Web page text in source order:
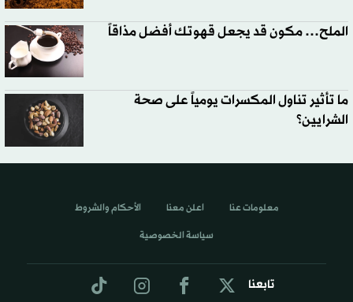
الملح… مكون قد يجعل قهوتك أفضل مذاقاً
ما تأثير تناول المكسرات يومياً على صحة
الشرايين؟
تابعنا
معلومات عنا اعلن معنا الأحكام والشروط
سياسة الخصوصية